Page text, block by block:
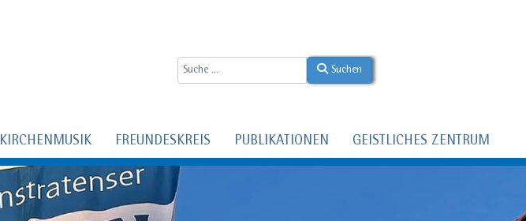
Suchen
KIRCHENMUSIK FREUNDESKREIS PUBLIKATIONEN GEISTLICHES ZENTRUM